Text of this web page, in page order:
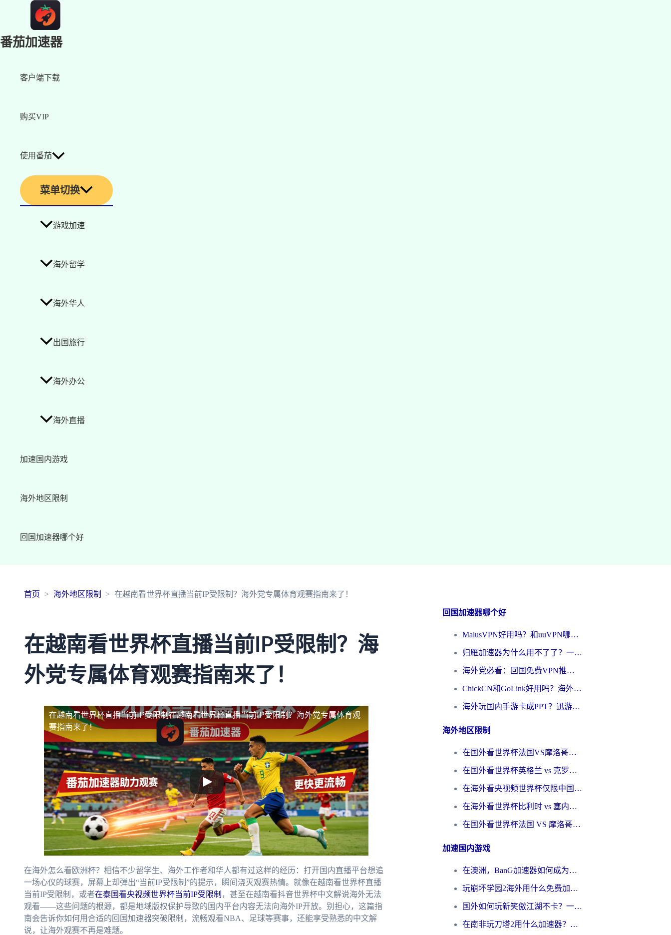
番茄加速器
客户端下载
购买VIP
使用番茄
菜单切换
游戏加速
海外留学
海外华人
出国旅行
海外办公
海外直播
加速国内游戏
海外地区限制
回国加速器哪个好
首页 海外地区限制 在越南看世界杯直播当前IP受限制？海外党专属体育观赛指南来了！
在越南看世界杯直播当前IP受限制？海
外党专属体育观赛指南来了！
在越南看世界杯直播当前IP受限制在越南看世界杯直播当前IP受限制？海外党专属体育观
赛指南来了！
在海外怎么看欧洲杯？相信不少留学生、海外工作者和华人都有过这样的经历：打开国内直播平台想追
一场心仪的球赛，屏幕上却弹出“当前IP受限制”的提示，瞬间浇灭观赛热情。就像在越南看世界杯直播
当前IP受限制，或者在泰国看央视频世界杯当前IP受限制 ，甚至在越南看抖音世界杯中文解说海外无法
观看——这些问题的根源，都是地域版权保护导致的国内平台内容无法向海外IP开放。别担心，这篇指
南会告诉你如何用合适的回国加速器突破限制，流畅观看NBA、足球等赛事，还能享受熟悉的中文解
说，让海外观赛不再是难题。
回国加速器哪个好
MalusVPN好用吗？和uuVPN哪个好？海外党无缝访问国内资源的真实对比与选择指南
归雁加速器为什么用不了了？一位海外游子的真实困惑与技术解答
海外党必看：回国免费VPN推荐？别踩坑！教你选对加速器无缝刷国内资源
ChickCN和GoLink好用吗？海外党如何选对回国加速器
海外玩国内手游卡成PPT？迅游和奇游手游哪个好？一篇讲透回国加速器怎么选
海外地区限制
在国外看世界杯法国VS摩洛哥地区限制？这篇指南让你流畅看中文解说无压力
在国外看世界杯英格兰 vs 克罗地亚当前地区不可播放？这篇指南帮你搞定所有海外观赛难题
在海外看央视频世界杯仅限中国大陆？这篇指南帮你解锁中文解说+无卡顿直播
在海外看世界杯比利时 vs 塞内加尔仅限中国大陆？我找到了最流畅的中文解说之路
在国外看世界杯法国 VS 摩洛哥仅限中国大陆？海外党这样看中文解说赛事不卡顿
加速国内游戏
在澳洲，BanG加速器如何成为你国服游戏的“时光机”？
玩崩坏学园2海外用什么免费加速器好？2026海外党亲测国服游戏加速指南
国外如何玩新笑傲江湖不卡？一份给海外游子的终极网络指南
在南非玩刀塔2用什么加速器？一份给海外游子的终极生存指南